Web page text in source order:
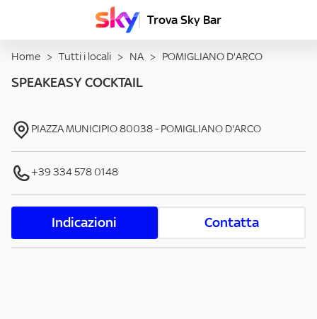
Trova Sky Bar
Home > Tutti i locali > NA > POMIGLIANO D'ARCO
SPEAKEASY COCKTAIL
PIAZZA MUNICIPIO80038- POMIGLIANO D'ARCO
+39 334 578 0148
Indicazioni Contatta